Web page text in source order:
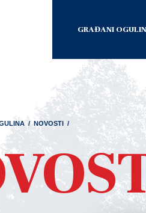
GRAĐANI
/ NOVOSTI /